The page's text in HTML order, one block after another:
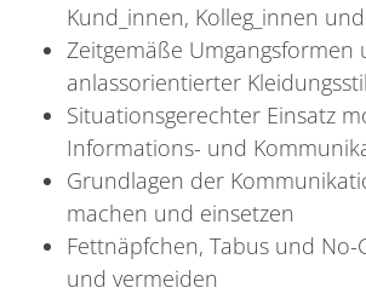
Kund_innen, Kolleg_innen
Zeitgemäße Umgangsformen
anlassorientierter Kleidungsstil
Situationsgerechter Einsatz
Informations- und
Grundlagen der
machen und einsetzen
Fettnäpfchen, Tabus und No-
und vermeiden